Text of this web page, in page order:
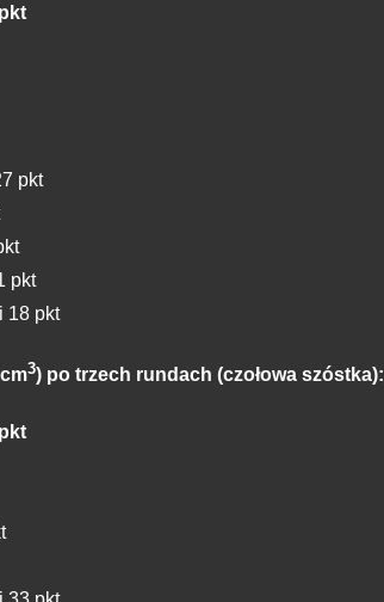
pkt
pkt
18 pkt
3) po trzech rundach (czołowa szóstka):